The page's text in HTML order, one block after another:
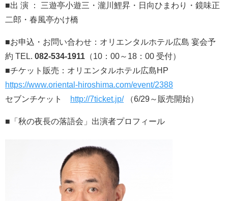
■出 演 ： 三遊亭小遊三・瀧川鯉昇・日向ひまわり・鏡味正
二郎・春風亭かけ橋
■お申込・お問い合わせ：オリエンタルホテル広島 宴会予
約 TEL. 082-534-1911 （10：00～18：00 受付）
■チケット販売：オリエンタルホテル広島HP
https://www.oriental-hiroshima.com/event/2388
セブンチケット
http://7ticket.jp/（6/29～販売開始）
■「秋の夜長の落語会」出演者プロフィール